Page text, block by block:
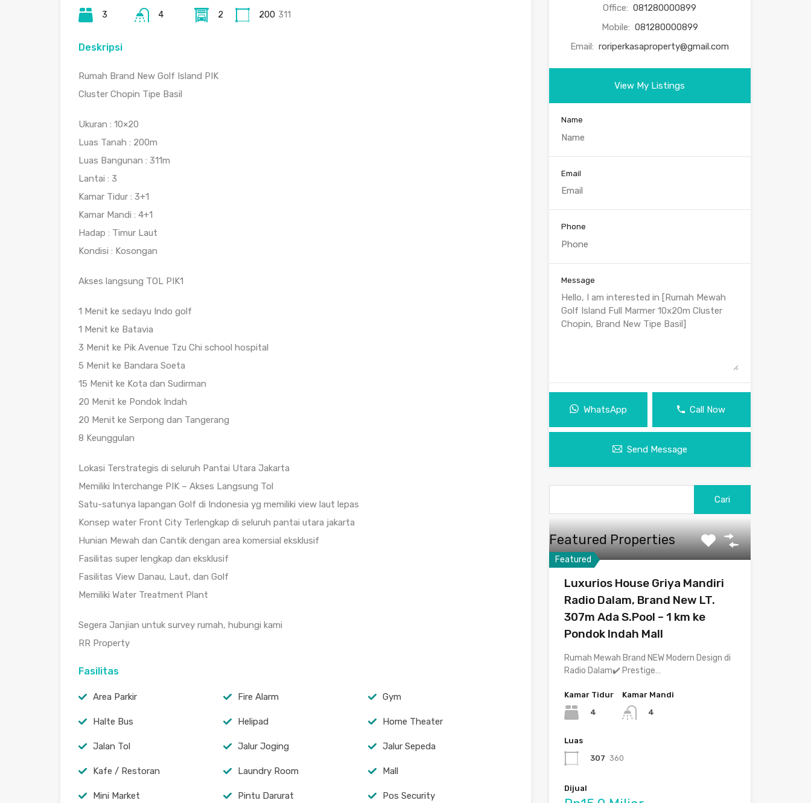
3 4 2 200 311
Deskripsi
Rumah Brand New Golf Island PIK
Cluster Chopin Tipe Basil
Ukuran : 10×20
Luas Tanah : 200m
Luas Bangunan : 311m
Lantai : 3
Kamar Tidur : 3+1
Kamar Mandi : 4+1
Hadap : Timur Laut
Kondisi : Kosongan
Akses langsung TOL PIK1
1 Menit ke sedayu Indo golf
1 Menit ke Batavia
3 Menit ke Pik Avenue Tzu Chi school hospital
5 Menit ke Bandara Soeta
15 Menit ke Kota dan Sudirman
20 Menit ke Pondok Indah
20 Menit ke Serpong dan Tangerang
8 Keunggulan
Lokasi Terstrategis di seluruh Pantai Utara Jakarta
Memiliki Interchange PIK – Akses Langsung Tol
Satu-satunya lapangan Golf di Indonesia yg memiliki view laut lepas
Konsep water Front City Terlengkap di seluruh pantai utara jakarta
Hunian Mewah dan Cantik dengan area komersial eksklusif
Fasilitas super lengkap dan eksklusif
Fasilitas View Danau, Laut, dan Golf
Memiliki Water Treatment Plant
Segera Janjian untuk survey rumah, hubungi kami
RR Property
Fasilitas
Area Parkir Fire Alarm Gym
Halte Bus Helipad Home Theater
Jalan Tol Jalur Joging Jalur Sepeda
Kafe / Restoran Laundry Room Mall
Mini Market Pintu Darurat Pos Security
Office: 081280000899
Mobile: 081280000899
Email: roriperkasaproperty@gmail.com
View My Listings
Name
Email
Phone
Message
WhatsApp Call Now
Send Message
Featured Properties
Featured
Luxurios House Griya Mandiri
Radio Dalam, Brand New LT.
307m Ada S.Pool – 1 km ke
Pondok Indah Mall
Rumah Mewah Brand NEW Modern Design di
Radio Dalam✔️ Prestige…
Kamar Tidur
4
Kamar Mandi
4
Luas
307 360
Dijual